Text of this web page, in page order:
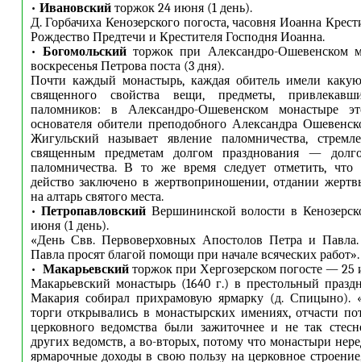
• Ивановскийторжок 24 июня (1 день).
Д. Горбачиха Кенозерского погоста, часовня Иоанна
Рождество Предтечи и Крестителя Господня Иоанна.
• Богомольскийторжок при Александро-Ошевенском
воскресенья Петрова поста (3 дня).
Почти каждый монастырь, каждая обитель имели
священного свойства вещи, предметы,
паломников: в Александро-Ошевенском монастыре
основателя обители преподобного Александра
Жигульский называет явление паломничества,
священным предметам долгом празднования —
паломничества. В то же время следует отметить, что
действо заключено в жертвоприношении, отдании
на алтарь святого места.
•Петропавловский Вершининской волости в
июня (1 день).
«День Свв. Первоверховных Апостолов Петра и
Павла просят благой помощи при начале всяческих работ».
• Макарьевскийторжок при Хергозерском погосте — 25
Макарьевский монастырь (1640 г.) в престольный
Макария собирал прихрамовую ярмарку (д. Спицыно).
торги открывались в монастырских имениях, отчасти
церковного ведомства были зажиточнее и не так
других ведомств, а во-вторых, потому что монастыри
ярмарочные доходы в свою пользу на церковное